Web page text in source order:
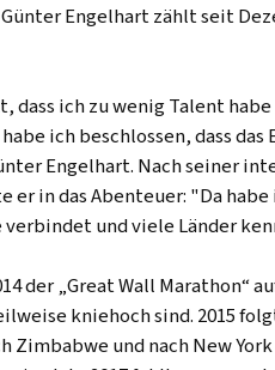
Engelhart zählt seit
dass ich zu wenig Talent
ich beschlossen, dass
Engelhart. Nach seiner
in das Abenteuer: "Da
und viele Länder
der „Great Wall Marathon“
kniehoch sind. 2015
und nach New